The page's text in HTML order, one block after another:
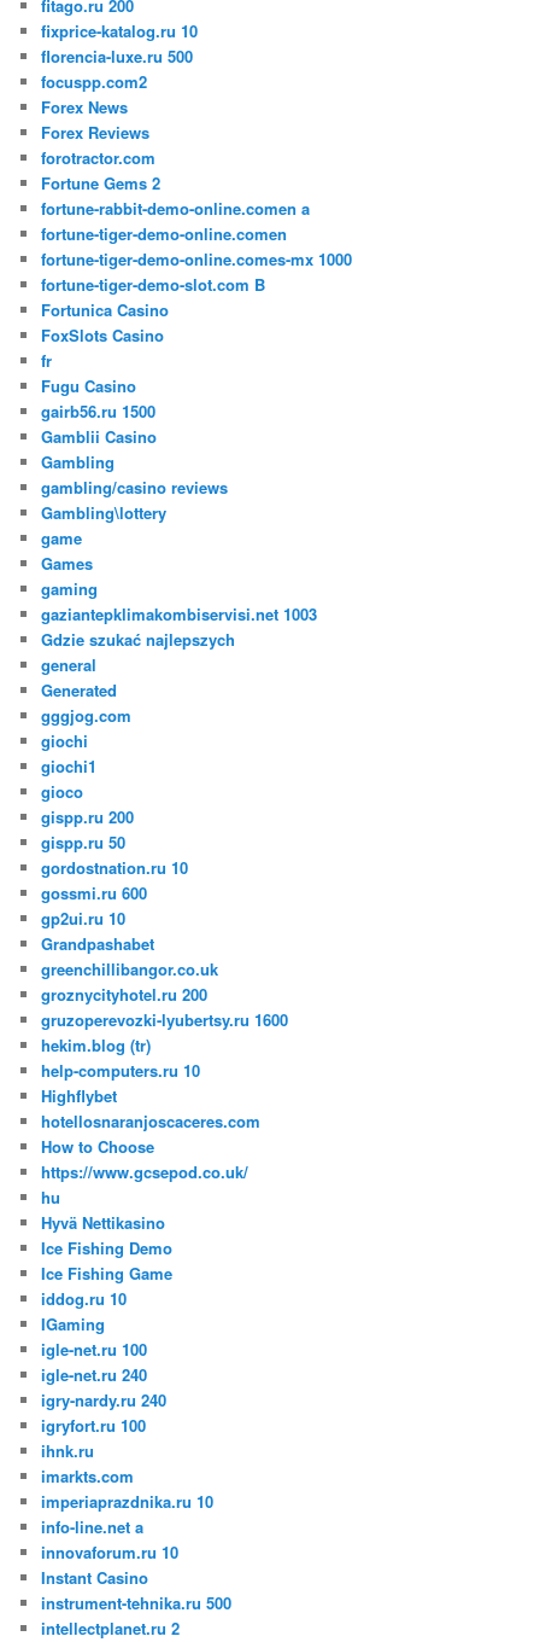
fitago.ru 200
fixprice-katalog.ru 10
florencia-luxe.ru 500
focuspp.com2
Forex News
Forex Reviews
forotractor.com
Fortune Gems 2
fortune-rabbit-demo-online.comen a
fortune-tiger-demo-online.comen
fortune-tiger-demo-online.comes-mx 1000
fortune-tiger-demo-slot.com B
Fortunica Casino
FoxSlots Casino
fr
Fugu Casino
gairb56.ru 1500
Gamblii Casino
Gambling
gambling/casino reviews
Gambling\lottery
game
Games
gaming
gaziantepklimakombiservisi.net 1003
Gdzie szukać najlepszych
general
Generated
gggjog.com
giochi
giochi1
gioco
gispp.ru 200
gispp.ru 50
gordostnation.ru 10
gossmi.ru 600
gp2ui.ru 10
Grandpashabet
greenchillibangor.co.uk
groznycityhotel.ru 200
gruzoperevozki-lyubertsy.ru 1600
hekim.blog (tr)
help-computers.ru 10
Highflybet
hotellosnaranjoscaceres.com
How to Choose
https://www.gcsepod.co.uk/
hu
Hyvä Nettikasino
Ice Fishing Demo
Ice Fishing Game
iddog.ru 10
IGaming
igle-net.ru 100
igle-net.ru 240
igry-nardy.ru 240
igryfort.ru 100
ihnk.ru
imarkts.com
imperiaprazdnika.ru 10
info-line.net a
innovaforum.ru 10
Instant Casino
instrument-tehnika.ru 500
intellectplanet.ru 2